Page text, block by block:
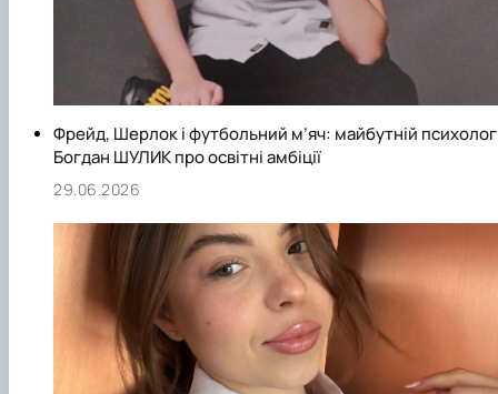
Фрейд, Шерлок і футбольний м’яч: майбутній психолог
Богдан ШУЛИК про освітні амбіції
29.06.2026